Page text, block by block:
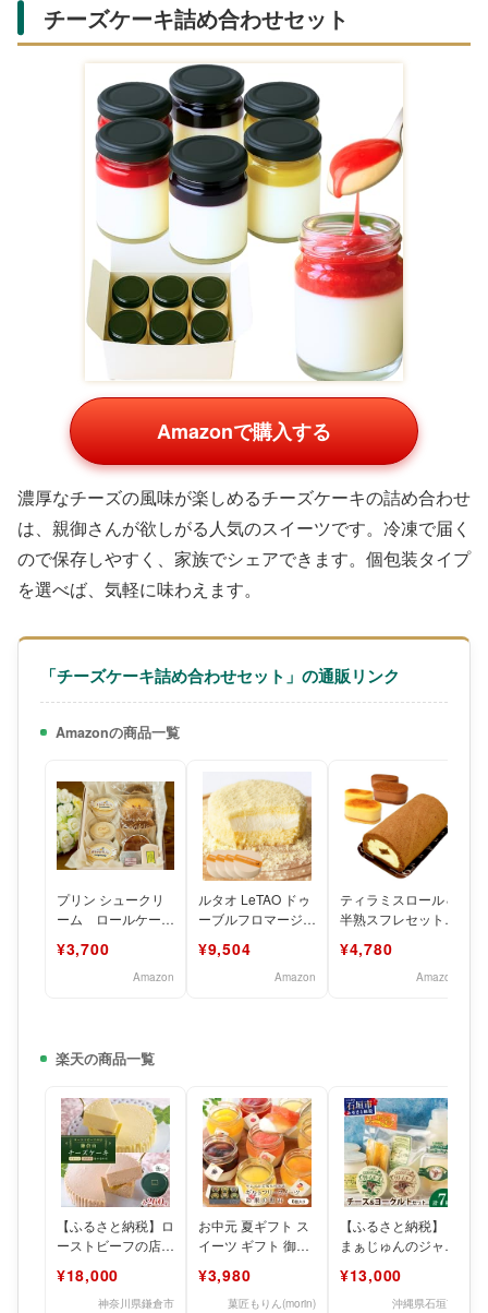
チーズケーキ詰め合わせセット
Amazonで購入する
濃厚なチーズの風味が楽しめるチーズケーキの詰め合わせ
は、親御さんが欲しがる人気のスイーツです。冷凍で届く
ので保存しやすく、家族でシェアできます。個包装タイプ
を選べば、気軽に味わえます。
「チーズケーキ詰め合わせセット」の通販リンク
Amazonの商品一覧
プリン シュークリ
ーム ロールケーキ
チーズケーキ 半生
¥3,700
Amazon
ルタオ LeTAO ドゥ
ーブルフロマージュ
ーキ ギフト 誕
¥9,504
Amazon
ティラミスロール＆
半熟スフレセット
せ】ロールケーキ
¥4,780
Amazon
楽天の商品一覧
【ふるさと納税】ロ
ーストビーフの店鎌
詰合せ | スイーツ チ
¥18,000
神奈川県鎌倉市
お中元 夏ギフト ス
イーツ ギフト 御中
日プレゼント 彩果
¥3,980
菓匠もりん(morin)
【ふるさと納税】『
まぁじゅんのジャー
め合わせ 』 【計7
¥13,000
沖縄県石垣市